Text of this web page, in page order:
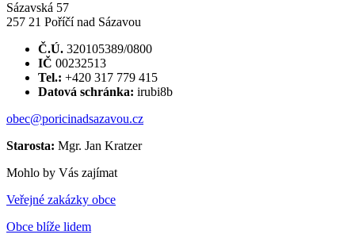
Sázavská 57
257 21 Poříčí nad Sázavou
Č.Ú. 320105389/0800
IČ 00232513
Tel.: +420 317 779 415
Datová schránka: irubi8b
obec@poricinadsazavou.cz
Starosta: Mgr. Jan Kratzer
Mohlo by Vás zajímat
Veřejné zakázky obce
Obce blíže lidem